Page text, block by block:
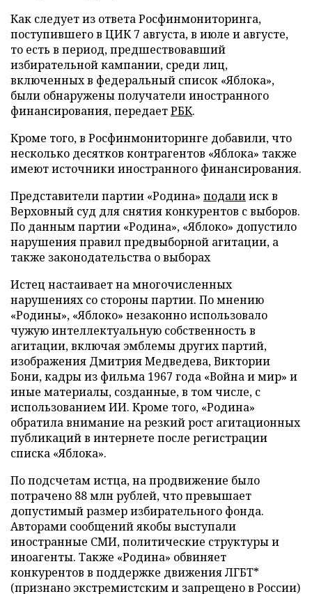
Как следует из ответа Росфинмониторинга,
поступившего в ЦИК 7 августа, в июле и августе,
то есть в период, предшествовавший
избирательной кампании, среди лиц,
включенных в федеральный список «Яблока»,
были обнаружены получатели иностранного
финансирования, передаетРБК.
Кроме того, в Росфинмониторинге добавили, что
несколько десятков контрагентов «Яблока» также
имеют источники иностранного финансирования.
Представители партии «Родина» подалииск в
Верховный суд для снятия конкурентов с выборов.
По данным партии «Родина», «Яблоко» допустило
нарушения правил предвыборной агитации, а
также законодательства о выборах
Истец настаивает на многочисленных
нарушениях со стороны партии. По мнению
«Родины», «Яблоко» незаконно использовало
чужую интеллектуальную собственность в
агитации, включая эмблемы других партий,
изображения Дмитрия Медведева, Виктории
Бони, кадры из фильма 1967 года «Война и мир» и
иные материалы, созданные, в том числе, с
использованием ИИ. Кроме того, «Родина»
обратила внимание на резкий рост агитационных
публикаций в интернете после регистрации
списка «Яблока».
По подсчетам истца, на продвижение было
потрачено 88 млн рублей, что превышает
допустимый размер избирательного фонда.
Авторами сообщений якобы выступали
иностранные СМИ, политические структуры и
иноагенты. Также «Родина» обвиняет
конкурентов в поддержке движения ЛГБТ*
(признано экстремистским и запрещено в России)